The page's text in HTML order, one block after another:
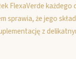
FlexaVerde
sprawia, że jego
z